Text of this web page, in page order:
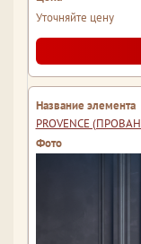
Уточняйте цену
PROVENCE